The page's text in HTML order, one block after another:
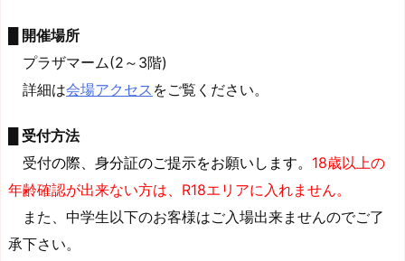
█ 開催場所
プラザマーム(2～3階)
詳細は会場アクセス をご覧ください。
受付方法
受付の際、 身分証のご提示をお願いします。 18歳以上の
年齢確認が出来ない方は、R18エリアに入れません。
また、中学生以下のお客様はご入場出来ませんのでご了
承下さい。